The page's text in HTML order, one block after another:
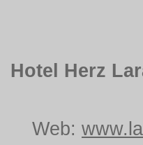
Hotel Herz
Web: